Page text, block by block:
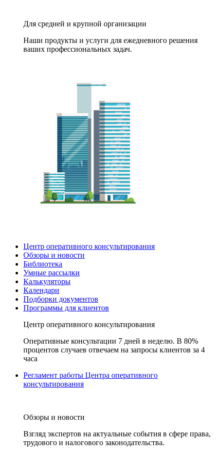
Для средней и крупной организации
Наши продукты и услуги для ежедневного решения
ваших профессиональных задач.
Центр оперативного консультирования
Обзоры и новости
Библиотека
Умные рассылки
Калькуляторы
Календари
Подборки документов
Программы для клиентов
Центр оперативного консультирования
Оперативные консультации 7 дней в неделю. В 80%
процентов случаев отвечаем на запросы клиентов за 4
часа
Регламент работы Центра оперативного
консультирования
Обзоры и новости
Взгляд экспертов на актуальные события в сфере права,
трудового и налогового законодательства.